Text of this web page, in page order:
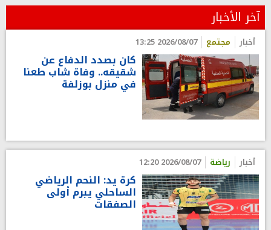
آخر الأخبار
أخبار مجتمع 2026/08/07 13:25
كان بصدد الدفاع عن
شقيقه.. وفاة شاب طعنا
في منزل بوزلفة
أخبار رياضة 2026/08/07 12:20
كرة يد: النحم الرياضي
الساحلي يبرم أولى
الصفقات